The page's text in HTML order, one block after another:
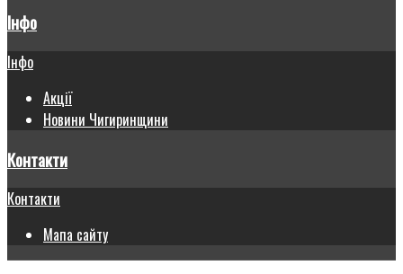
Інфо
Інфо
Акції
Новини Чигиринщини
Контакти
Контакти
Мапа сайту